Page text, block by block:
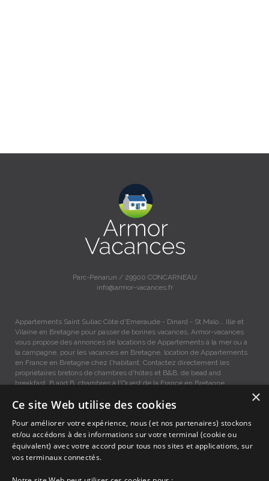
Parc-Penarun / 29900 CONCARNEAU
info@armor-vacances.fr
Appartements Saint Suliac Côte d'Emeraude - Dinard - St Malo... Ille et
Vilaine en Bretagne pour passer de bonnes vacances, Armor-vacances
vous propose des annonces de locations de Appartements à la mer ou à
la campagne, pour les vacances en Bretagne, location de Appartements
en France en Bretagne chez l'habitant. Contactez directement les
propriétaires bretons de chambres d'hôtes et B&B, de bead and
breakfast, B and B, chambres à l'Ouest de la France en Bretagne.
Appartements vacances Saint Suliac, Location entre Particuliers
Accueil
Dernières minutes
×
Ce site Web utilise des cookies
Pour améliorer votre expérience, nous (et nos partenaires) stockons
et/ou accédons à des informations sur votre terminal (cookie ou
équivalent) avec votre accord pour tous nos sites et applications, sur
vos terminaux connectés.